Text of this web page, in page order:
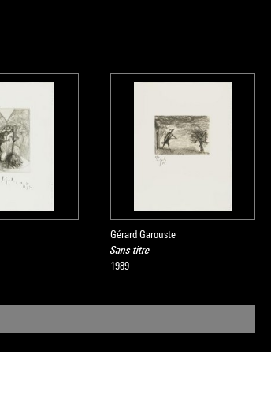
Gérard Garouste
Sans titre
1989